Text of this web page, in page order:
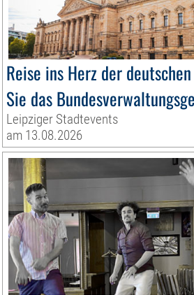
Reise ins Herz der
Sie das
Leipziger Stadtevents
am 13.08.2026